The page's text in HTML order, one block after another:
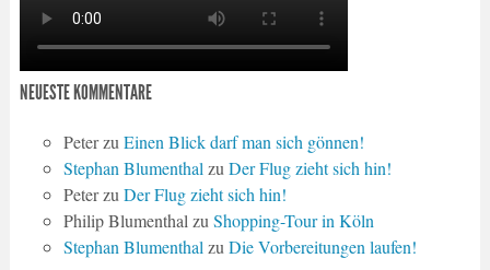
NEUESTE KOMMENTARE
Peterzu Einen Blick darf man sich gönnen!
Stephan Blumenthal zu Der Flug zieht sich hin!
Peterzu Der Flug zieht sich hin!
Philip Blumenthal zu Shopping-Tour in Köln
Stephan Blumenthal zu Die Vorbereitungen laufen!